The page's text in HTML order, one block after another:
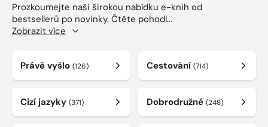
Prozkoumejte naši širokou nabídku e-knih od
bestsellerů po novinky. Čtěte pohodl...
Zobrazit více
Právě vyšlo (126) Cestování (714)
Cizí jazyky (371) Dobrodružné (248)